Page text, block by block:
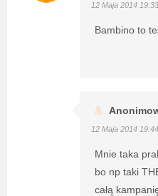
12 Maja 2014 19:33
Bambino to
12 Maja 2014 19:44
Mnie taka
bo np taki
całą